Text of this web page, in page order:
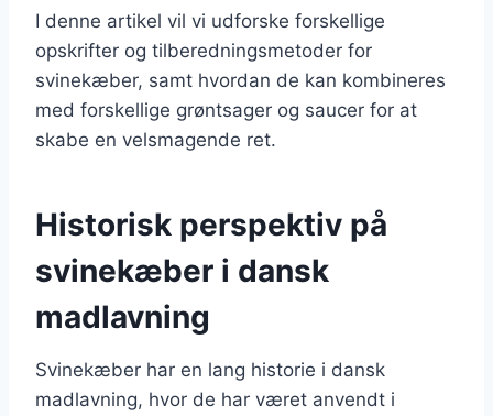
I denne artikel vil vi udforske forskellige
opskrifter og tilberedningsmetoder for
svinekæber, samt hvordan de kan kombineres
med forskellige grøntsager og saucer for at
skabe en velsmagende ret.
Historisk perspektiv på
svinekæber i dansk
madlavning
Svinekæber har en lang historie i dansk
madlavning, hvor de har været anvendt i